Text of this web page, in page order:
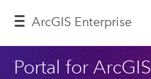
ArcGIS Enterprise
Portal for ArcGIS